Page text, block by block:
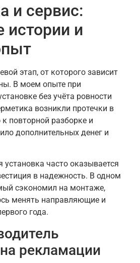
и сервис:
истории и
этап, от которого зависит
В моем опыте при
без учёта ровности
возникли протечки в
повторной разборке и
дополнительных денег и
часто оказывается
в надежность. В одном
сэкономил на монтаже,
менять направляющие и
года.
рекламации